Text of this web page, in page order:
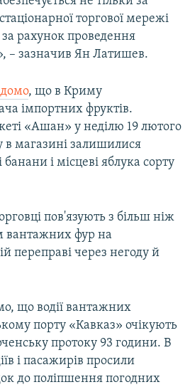
торгової мережі
рахунок проведення
– зазначив Ян Латишев.
, що в Криму
імпортних фруктів.
«Ашан» у неділю 19 лютого
в магазині залишилися
і місцеві яблука сорту
пов'язують з більш ніж
вантажних фур на
переправі через негоду й
що водії вантажних
порту «Кавказ» очікують
протоку 93 години. В
і пасажирів просили
до поліпшення погодних